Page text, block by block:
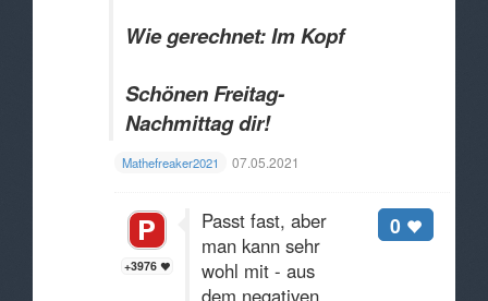
Wie gerechnet: Im Kopf
Schönen Freitag-
Nachmittag dir!
Mathefreaker2021 07.05.2021
+3976
0
Passt fast, aber
man kann sehr
wohl mit - aus
dem negativen